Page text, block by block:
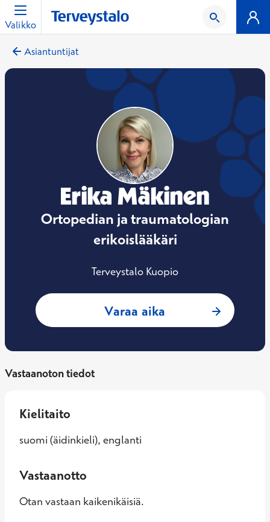
Valikko
Asiantuntijat
Erika Mäkinen
Ortopedian ja traumatologian
erikoislääkäri
Terveystalo Kuopio
Varaa aika : Erika Mäkinen,
Vastaanoton tiedot
Kielitaito
suomi (äidinkieli), englanti
Vastaanotto
Otan vastaan kaikenikäisiä.